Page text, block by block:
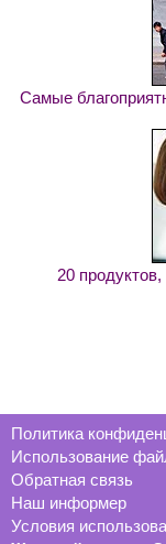
Самые
20
Политика
Использование
Обратная связь
Наш информер
Условия